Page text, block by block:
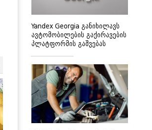
Yandex Georgia განიხილავს
ავტომობილების გაქირავების
პლატფორმის გაშვებას